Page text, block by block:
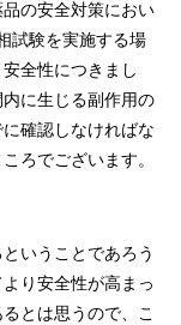
の安全対策におい
試験を実施する場
全性につきまし
に生じる副作用の
確認しなければな
ろでございます。
いうことであろう
り安全性が高まっ
とは思うので、こ